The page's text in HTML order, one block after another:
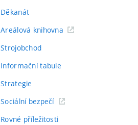
Děkanát
Areálová knihovna
Strojobchod
Informační tabule
Strategie
Sociální bezpečí
Rovné příležitosti